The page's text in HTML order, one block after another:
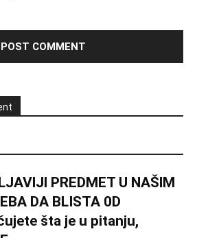
PREDMET U NAŠlM
DA BLISTA 0D
šta je u pitanju,